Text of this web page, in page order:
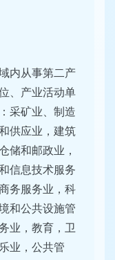
内从事第二产
、产业活动单
采矿业、制造
供应业，建筑
储和邮政业，
信息技术服务
务服务业，科
和公共设施管
业，教育，卫
业，公共管